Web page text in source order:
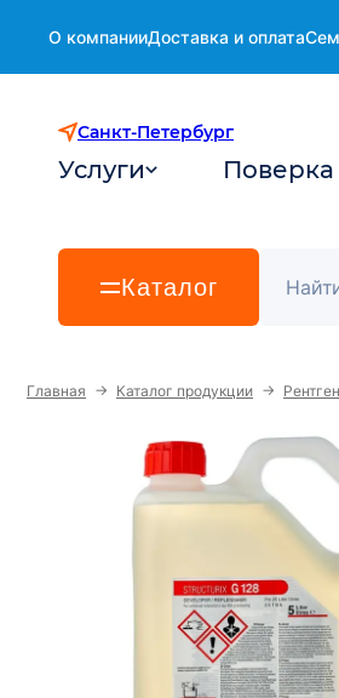
О компанииДоставка и оплата
Санкт-Петербург
Услуги Поверка
Каталог
Главная → Каталог продукции →